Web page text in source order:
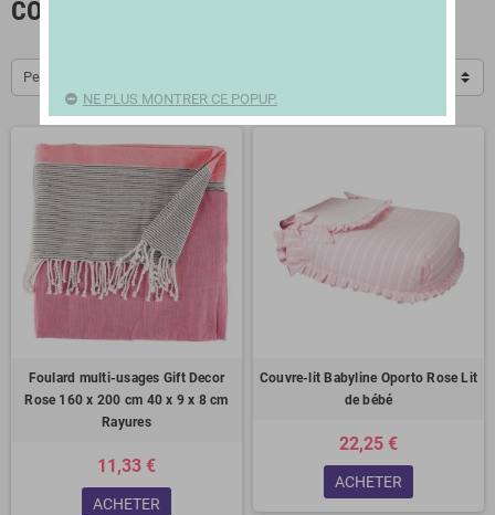
COUETTES
Pertinence
Foulard multi-usages Gift Decor
Rose 160 x 200 cm 40 x 9 x 8 cm
Rayures
11,33 €
ACHETER
Couvre-lit Babyline Oporto Rose Lit
de bébé
22,25 €
ACHETER
NE PLUS MONTRER CE POPUP.